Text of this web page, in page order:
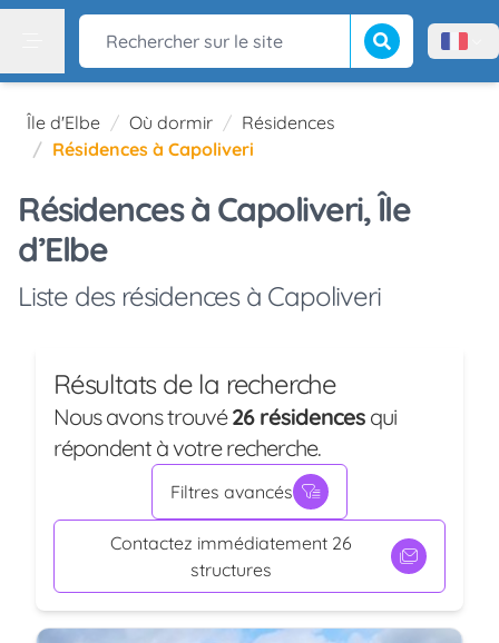
Rechercher sur le site Lancer la Menù
Île d'Elbe Où dormir
Résidences
Résidences à Capoliveri
Résidences à Capoliveri, Île
d’Elbe
Liste des résidences à Capoliveri
Résultats de la recherche
Nous avons trouvé26 résidences qui
répondent à votre recherche.
Filtres avancés
Contactez immédiatement 26
structures